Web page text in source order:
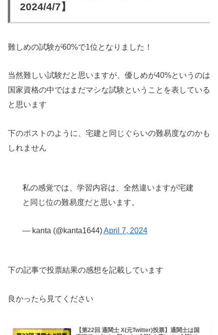
2024/4/7】
難しめの試験が60%で1位となりました！
当然難しい試験だと思いますが、優しめが40%というのは
国家資格の中ではまだマシな試験ということを表している
と思います
下のポストのように、宅建と同じぐらいの難易度なのかも
しれません
私の感覚では、学習内容は、全然違いますが宅建
と同じ位の難易度だと思います。
— kanta (@kanta1644)April 7, 2024
下の記事で投票結果の感想を記載しています
良かったら見てください
【第22回 通関士 X(元Twitter)投票】通関士は国